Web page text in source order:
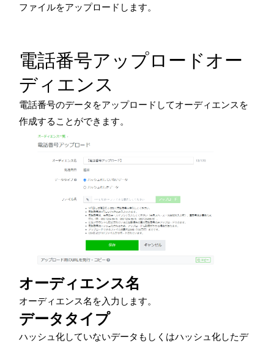
ファイルをアップロードします。
電話番号アップロードオー
ディエンス
電話番号のデータをアップロードしてオーディエンスを
作成することができます。
オーディエンス名
オーディエンス名を入力します。
データタイプ
ハッシュ化していないデータもしくはハッシュ化したデ